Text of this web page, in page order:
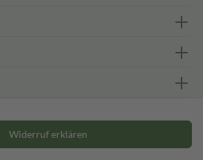
Widerruf erklären